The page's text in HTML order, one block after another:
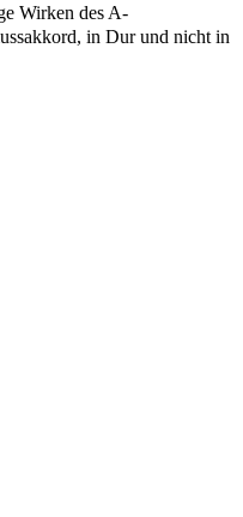
Wirken des A-
in Dur und nicht in